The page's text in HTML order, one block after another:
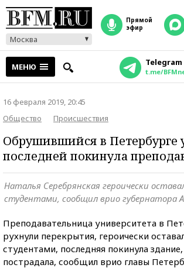
Москва
прямой
эфир
МЕНЮ Telegram
t.me/
16 февраля 2019, 20:45
Общество
Происшествия
Обрушившийся в Петербурге
последней покинула
Наталья Серебрянская героически
студентами, сообщил врио губернатора
Преподавательница университета в
рухнули перекрытия, героически
студентами, последняя покинула
пострадала, сообщил врио главы